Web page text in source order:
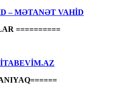
– MƏTANƏT VAHİD
==========